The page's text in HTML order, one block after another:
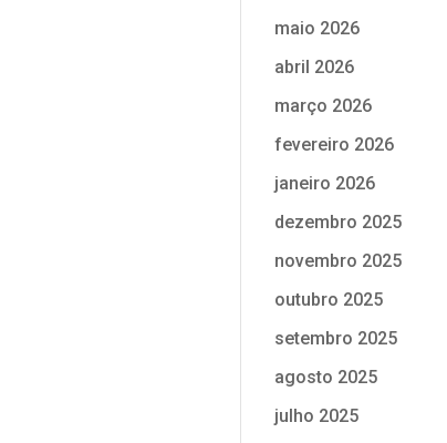
maio 2026
abril 2026
março 2026
fevereiro 2026
janeiro 2026
dezembro 2025
novembro 2025
outubro 2025
setembro 2025
agosto 2025
julho 2025